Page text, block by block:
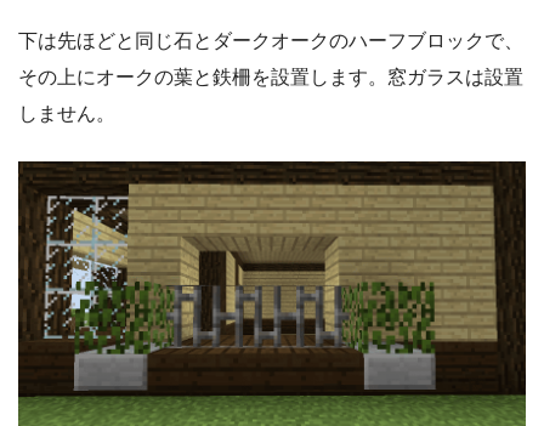
下は先ほどと同じ石とダークオークのハーフブロックで、
その上にオークの葉と鉄柵を設置します。窓ガラスは設置
しません。